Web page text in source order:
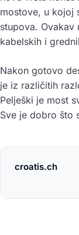
mostove, u kojoj
stupova. Ovakav
kabelskih i
Nakon gotovo
je iz različitih
Pelješki je most
Sve je dobro što
croatis.ch